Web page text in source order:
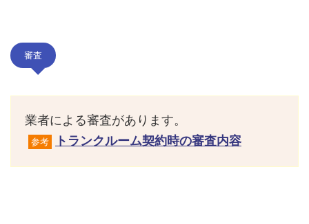
審査
業者による審査があります。
参考 トランクルーム契約時の審査内容